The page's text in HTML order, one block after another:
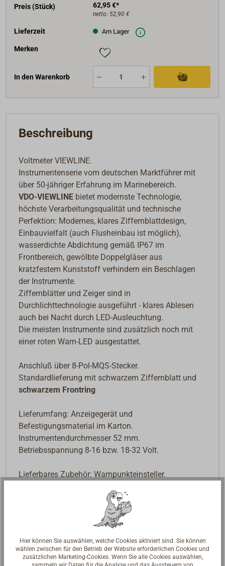
Preis (Stück)
62,95 €*
netto: 52,90 €
Lieferzeit Am Lager
Merken
In den Warenkorb
Beschreibung
Voltmeter VIEWLINE.
Instrumentenserie vom deutschen Marktführer mit
über 50-jähriger Erfahrung im Marinebereich.
VDO-VIEWLINE bietet modernste Technologie,
höchste Verarbeitungsqualität und technische
Perfektion: Modernes, klares Ziffernblattdesign,
Einbauvielfalt (auch Flusheinbau ist möglich),
wasserdichte Abdichtung gemäß IP67 im
Frontbereich, gewölbte Doppelgläser aus
kratzfestem Kunststoff verhindern ein Beschlagen
der Instrumente.
Ziffernblätter und Zeiger sind in
Durchlichttechnologie ausgeführt - klares Ablesen
auch bei Nacht durch LED-Ausleuchtung.
Die meisten Instrumente sind zusätzlich noch mit
einer roten Warn-LED ausgestattet.
Anschluß über 8-Pol-MQS-Stecker.
Standardlieferung mit schwarzem Ziffernblatt und
schwarzem Frontring
Lieferumfang: Anzeigegerät und
Befestigungsmaterial im Karton.
Instrumentendurchmesser 52 mm.
Betriebsspannung 8-16 bzw. 18-32 Volt.
Lieferbares Zubehör: Warnpunkteinsteller.
Hier können Sie auswählen, welche Cookies aktiviert sind. Sie können
wählen zwischen für den Betrieb der Website erforderlichen Cookies und
zusätzlichen Marketing-Cookies. Wenn Sie alle Cookies auswählen,